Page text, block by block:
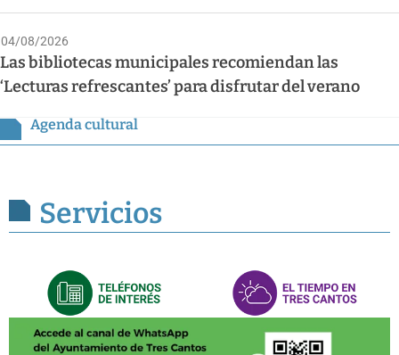
04/08/2026
Las bibliotecas municipales recomiendan las
‘Lecturas refrescantes’ para disfrutar del verano
Agenda cultural
Servicios